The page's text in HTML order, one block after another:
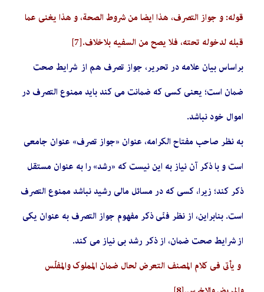
قوله: و جواز التصرف، هذا ایضا من شروط الصحة، و هذا یغنی عما
قبله لدخوله تحته، فلا یصح من السفیه بلاخلاف.[7]
براساس بیان علامه در تحریر، جواز تصرف هم از شرایط صحت
ضمان است؛ یعنی کسی که ضمانت می کند باید ممنوع التصرف در
اموال خود نباشد.
به نظر صاحب مفتاح الکرامه، عنوان «جواز تصرف» عنوان جامعی
است و با ذکر آن نیاز به این نیست که «رشد» را به عنوان مستقل
ذکر کند؛ زیرا، کسی که در مسائل مالی رشید نباشد ممنوع التصرف
است. بنابراین، از نظر فنّی ذکر مفهوم جواز التصرف به عنوان یکی
از شرایط صحت ضمان، از ذکر رشد بی نیاز می کند.
و يأتي فی کلام المصنف التعرض لحال ضمان المملوک والمفلّس